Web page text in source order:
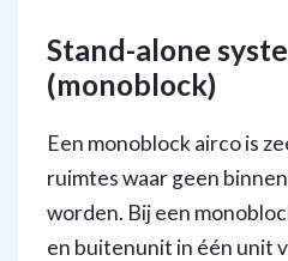
Stand-alone
(monoblock)
Een monoblock airco is
ruimtes waar geen
worden. Bij een
en buitenunit in één unit